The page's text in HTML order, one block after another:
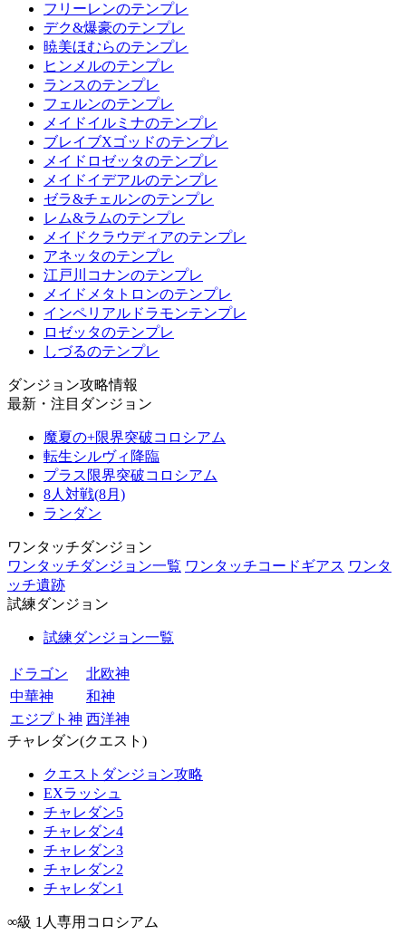
フリーレンのテンプレ
デク&爆豪のテンプレ
暁美ほむらのテンプレ
ヒンメルのテンプレ
ランスのテンプレ
フェルンのテンプレ
メイドイルミナのテンプレ
ブレイブXゴッドのテンプレ
メイドロゼッタのテンプレ
メイドイデアルのテンプレ
ゼラ&チェルンのテンプレ
レム&ラムのテンプレ
メイドクラウディアのテンプレ
アネッタのテンプレ
江戸川コナンのテンプレ
メイドメタトロンのテンプレ
インペリアルドラモンテンプレ
ロゼッタのテンプレ
しづるのテンプレ
ダンジョン攻略情報
最新・注目ダンジョン
魔夏の+限界突破コロシアム
転生シルヴィ降臨
プラス限界突破コロシアム
8人対戦(8月)
ランダン
ワンタッチダンジョン
ワンタッチダンジョン一覧 ワンタッチコードギアス ワンタ
ッチ遺跡
試練ダンジョン
試練ダンジョン一覧
ドラゴン
北欧神
中華神
和神
エジプト神 西洋神
チャレダン(クエスト)
クエストダンジョン攻略
EXラッシュ
チャレダン5
チャレダン4
チャレダン3
チャレダン2
チャレダン1
∞級 1人専用コロシアム